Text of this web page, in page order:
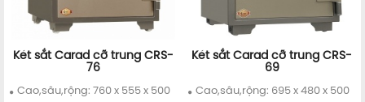
Két sắt Carad cỡ trung CRS-
76
Cao,sâu,rộng: 760 x 555 x 500
Két sắt Carad cỡ trung CRS-
69
Cao,sâu,rộng: 695 x 480 x 500